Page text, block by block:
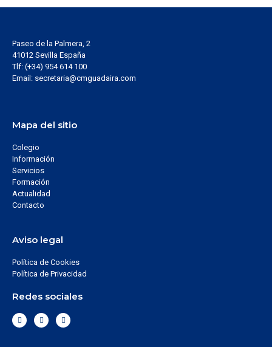
Paseo de la Palmera, 2
41012 Sevilla España
Tlf: (+34) 954 614 100
Email: secretaria@cmguadaira.com
Mapa del sitio
Colegio
Información
Servicios
Formación
Actualidad
Contacto
Aviso legal
Política de Cookies
Política de Privacidad
Redes sociales